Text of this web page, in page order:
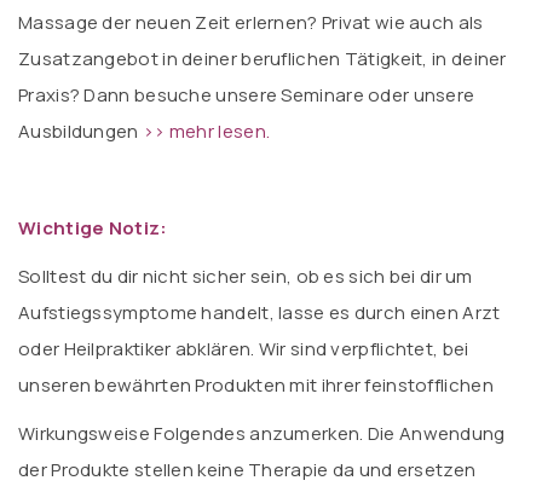
Massage der neuen Zeit erlernen? Privat wie auch als
Zusatzangebot in deiner beruflichen Tätigkeit, in deiner
Praxis? Dann besuche unsere Seminare oder unsere
Ausbildungen >> mehr lesen.
Wichtige Notiz:
Solltest du dir nicht sicher sein, ob es sich bei dir um
Aufstiegssymptome handelt, lasse es durch einen Arzt
oder Heilpraktiker abklären. Wir sind verpflichtet, bei
unseren bewährten Produkten mit ihrer feinstofflichen
Wirkungsweise Folgendes anzumerken. Die Anwendung
der Produkte stellen keine Therapie da und ersetzen